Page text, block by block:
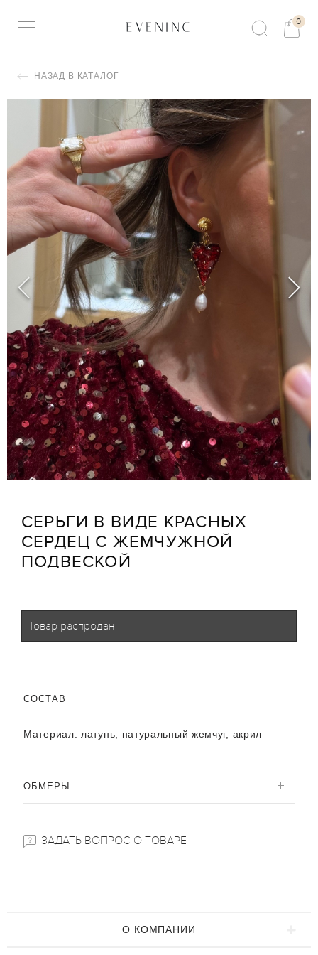
0
НАЗАД В КАТАЛОГ
СЕРЬГИ В ВИДЕ КРАСНЫХ
СЕРДЕЦ С ЖЕМЧУЖНОЙ
ПОДВЕСКОЙ
Товар распродан
CОСТАВ
Материал: латунь, натуральный жемчуг, акрил
ОБМЕРЫ
ЗАДАТЬ ВОПРОС О ТОВАРЕ
О КОМПАНИИ